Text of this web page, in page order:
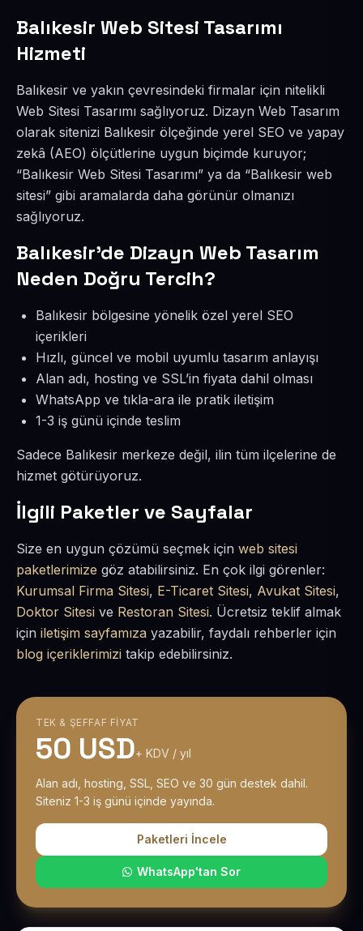
Balıkesir Web Sitesi Tasarımı
Hizmeti
Balıkesir ve yakın çevresindeki firmalar için nitelikli
Web Sitesi Tasarımı sağlıyoruz. Dizayn Web Tasarım
olarak sitenizi Balıkesir ölçeğinde yerel SEO ve yapay
zekâ (AEO) ölçütlerine uygun biçimde kuruyor;
“Balıkesir Web Sitesi Tasarımı” ya da “Balıkesir web
sitesi” gibi aramalarda daha görünür olmanızı
sağlıyoruz.
Balıkesir’de Dizayn Web Tasarım
Neden Doğru Tercih?
Balıkesir bölgesine yönelik özel yerel SEO
içerikleri
Hızlı, güncel ve mobil uyumlu tasarım anlayışı
Alan adı, hosting ve SSL’in fiyata dahil olması
WhatsApp ve tıkla-ara ile pratik iletişim
1-3 iş günü içinde teslim
Sadece Balıkesir merkeze değil, ilin tüm ilçelerine de
hizmet götürüyoruz.
İlgili Paketler ve Sayfalar
Size en uygun çözümü seçmek için web sitesi
paketlerimize göz atabilirsiniz. En çok ilgi görenler:
Kurumsal Firma Sitesi, E-Ticaret Sitesi, Avukat Sitesi,
Doktor Sitesi ve Restoran Sitesi. Ücretsiz teklif almak
için iletişim sayfamıza yazabilir, faydalı rehberler için
blog içeriklerimizi takip edebilirsiniz.
TEK & ŞEFFAF FIYAT
50 USD+ KDV / yıl
Alan adı, hosting, SSL, SEO ve 30 gün destek dahil.
Siteniz 1-3 iş günü içinde yayında.
Paketleri İncele
WhatsApp'tan Sor